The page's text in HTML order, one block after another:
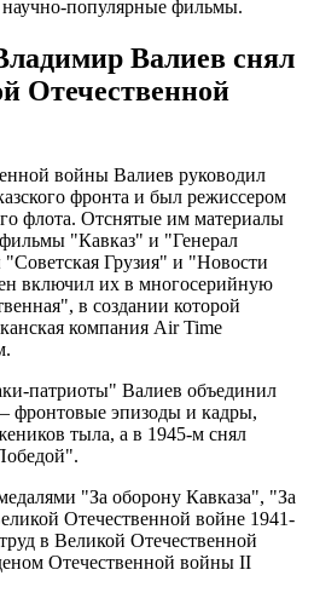
популярные фильмы.
Валиев снял
Отечественной
войны Валиев руководил
фронта и был режиссером
флота. Отснятые им материалы
"Кавказ" и "Генерал
Грузия" и "Новости
включил их в многосерийную
в создании которой
компания Air Time
патриоты" Валиев объединил
фронтовые эпизоды и кадры,
тыла, а в 1945-м снял
"За оборону Кавказа", "За
Отечественной войне 1941-
в Великой Отечественной
Отечественной войны II